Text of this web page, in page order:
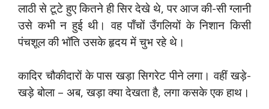
लाठी से टूटे हुए कितने ही सिर देखे थे, पर आज की-सी ग्लानी
उसे कभी न हुई थी। वह पाँचों उँगलियों के निशान किसी
पंचशूल की भॉति उसके हृदय में चुभ रहे थे।
कादिर चौकीदारों के पास खड़ा सिगरेट पीने लगा। वहीं खड़े-
खड़े बोला – अब, खड़ा क्या देखता है, लगा कसके एक हाथ।